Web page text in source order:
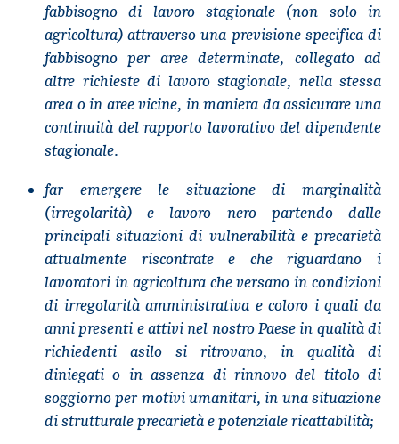
fabbisogno di lavoro stagionale (non solo in
agricoltura) attraverso una previsione specifica di
fabbisogno per aree determinate, collegato ad
altre richieste di lavoro stagionale, nella stessa
area o in aree vicine, in maniera da assicurare una
continuità del rapporto lavorativo del dipendente
stagionale.
far emergere le situazione di marginalità
(irregolarità) e lavoro nero partendo dalle
principali situazioni di vulnerabilità e precarietà
attualmente riscontrate e che riguardano i
lavoratori in agricoltura che versano in condizioni
di irregolarità amministrativa e coloro i quali da
anni presenti e attivi nel nostro Paese in qualità di
richiedenti asilo si ritrovano, in qualità di
diniegati o in assenza di rinnovo del titolo di
soggiorno per motivi umanitari, in una situazione
di strutturale precarietà e potenziale ricattabilità;